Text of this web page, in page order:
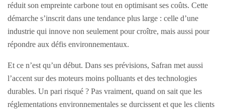
réduit son empreinte carbone tout en optimisant ses coûts. Cette
démarche s’inscrit dans une tendance plus large : celle d’une
industrie qui innove non seulement pour croître, mais aussi pour
répondre aux défis environnementaux.
Et ce n’est qu’un début. Dans ses prévisions, Safran met aussi
l’accent sur des moteurs moins polluants et des technologies
durables. Un pari risqué ? Pas vraiment, quand on sait que les
réglementations environnementales se durcissent et que les clients